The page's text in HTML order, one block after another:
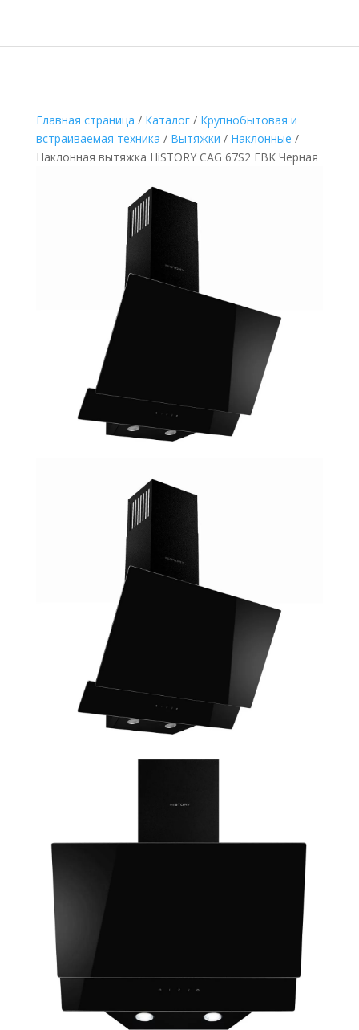
Главная страница / Каталог / Крупнобытовая и
встраиваемая техника / Вытяжки / Наклонные /
Наклонная вытяжка HiSTORY CAG 67S2 FBK Черная